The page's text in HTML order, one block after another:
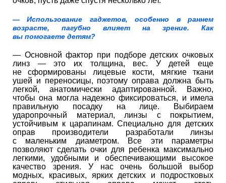
— Использование гаджетов, особенно в раннем
возрасте, пагубно влияет на зрение. Как
вы помогаете детям?
— Основной фактор при подборе детских очковых
линз — это их толщина, вес. У детей еще
не сформированы лицевые кости, мягкие ткани
ушей и переносицы, поэтому оправа должна быть
легкой, анатомически адаптированной. Важно,
чтобы она могла надежно фиксироваться, и имела
правильную посадку на лице. Выбираем
ударопрочный материал, линзы с покрытием,
устойчивым к царапинам. Специально для детских
оправ производители разработали линзы
с маленьким диаметром. Все эти параметры
позволяют сделать очки для ребенка максимально
легкими, удобными и обеспечивающими высокое
качество зрения. У нас очень большой выбор
модных, красивых, ярких детских и подростковых